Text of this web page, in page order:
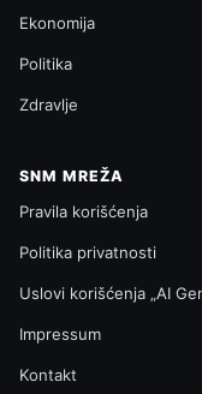
Ekonomija
Politika
Zdravlje
SNM MREŽA
Pravila korišćenja
Politika privatnosti
Uslovi korišćenja „AI
Impressum
Kontakt